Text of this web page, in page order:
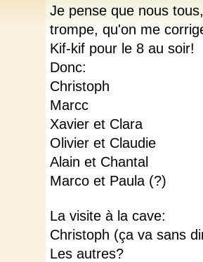
Je pense que nous
trompe, qu'on me
Kif-kif pour le 8 au soir!
Donc:
Christoph
Marcc
Xavier et Clara
Olivier et Claudie
Alain et Chantal
Marco et Paula (?)
La visite à la cave:
Christoph (ça va sans
Les autres?